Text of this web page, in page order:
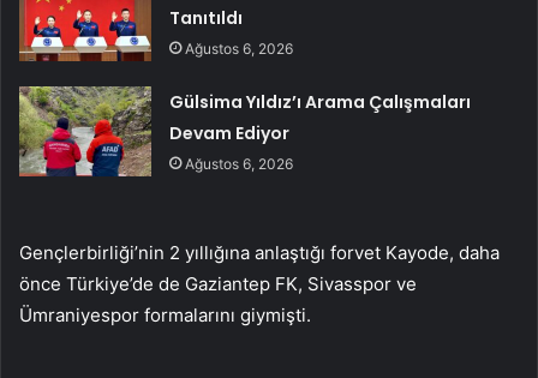
Tanıtıldı
Ağustos 6, 2026
Gülsima Yıldız’ı Arama Çalışmaları
Devam Ediyor
Ağustos 6, 2026
Gençlerbirliği’nin 2 yıllığına anlaştığı forvet Kayode, daha
önce Türkiye’de de Gaziantep FK, Sivasspor ve
Ümraniyespor formalarını giymişti.